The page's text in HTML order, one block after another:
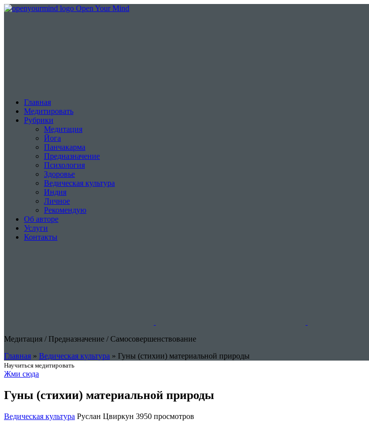
Open Your Mind
Главная
Медитировать
Рубрики
Медитация
Йога
Панчакарма
Предназначение
Психология
Здоровье
Ведическая культура
Индия
Личное
Рекомендую
Об авторе
Услуги
Контакты
Медитация /Предназначение /Cамосовершенствование
Главная » Ведическая культура » Гуны (стихии) материальной природы
Научиться медитировать
Жми сюда
Гуны (стихии) материальной природы
Ведическая культура Руслан Цвиркун 3950 просмотров